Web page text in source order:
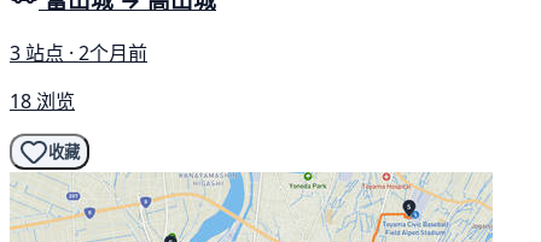
3 站点 · 2个月前
18 浏览
收藏